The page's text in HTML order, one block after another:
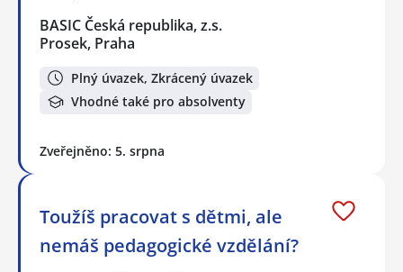
BASIC Česká republika, z.s.
Prosek, Praha
Plný úvazek, Zkrácený úvazek
Vhodné také pro absolventy
Zveřejněno: 5. srpna
Toužíš pracovat s dětmi, ale
nemáš pedagogické vzdělání?